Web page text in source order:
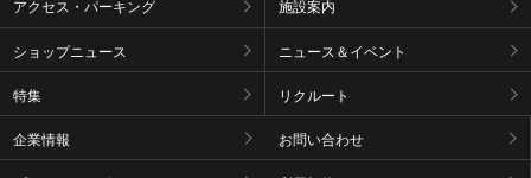
アクセス・パーキング 施設案内
ショップニュース ニュース＆イベント
特集 リクルート
企業情報 お問い合わせ